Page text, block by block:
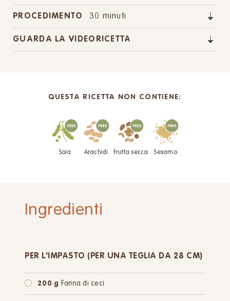
PROCEDIMENTO 30 minuti
GUARDA LA VIDEORICETTA
QUESTA RICETTA NON CONTIENE:
Soia Arachidi Frutta secca Sesamo
Ingredienti
PER L'IMPASTO (PER UNA TEGLIA DA 28 CM)
200 g Farina di ceci